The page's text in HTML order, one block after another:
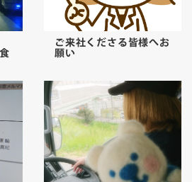
ご来社くださる皆様へお
願い